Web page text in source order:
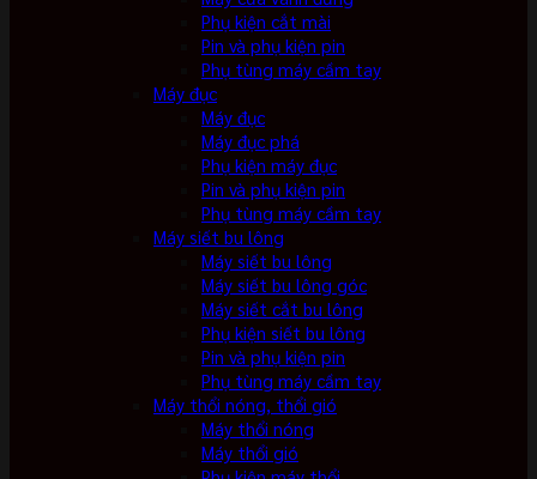
Phụ kiện cắt mài
Pin và phụ kiện pin
Phụ tùng máy cầm tay
Máy đục
Máy đục
Máy đục phá
Phụ kiện máy đục
Pin và phụ kiện pin
Phụ tùng máy cầm tay
Máy siết bu lông
Máy siết bu lông
Máy siết bu lông góc
Máy siết cắt bu lông
Phụ kiện siết bu lông
Pin và phụ kiện pin
Phụ tùng máy cầm tay
Máy thổi nóng, thổi gió
Máy thổi nóng
Máy thổi gió